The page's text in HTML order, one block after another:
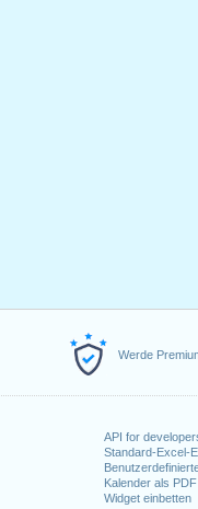
Werde
API for
Standard-Excel-
Kalender als
Widget einbetten